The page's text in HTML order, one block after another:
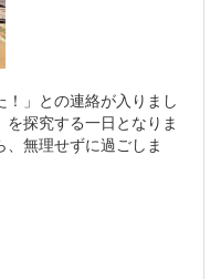
」との連絡が入りまし
探究する一日となりま
無理せずに過ごしま